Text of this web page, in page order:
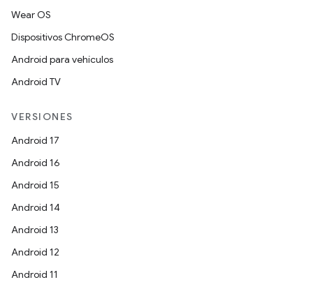
Wear OS
Dispositivos ChromeOS
Android para vehículos
Android TV
VERSIONES
Android 17
Android 16
Android 15
Android 14
Android 13
Android 12
Android 11